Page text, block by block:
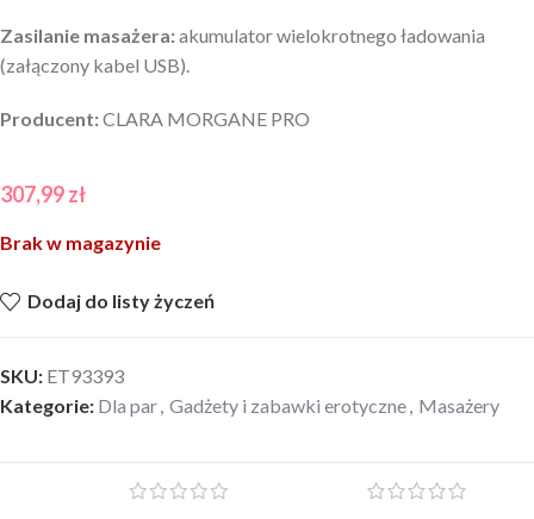
Zasilanie masażera:akumulator wielokrotnego ładowania
(załączony kabel USB).
Producent:CLARA MORGANE PRO
307,99zł
Brak w magazynie
Dodaj do listy życzeń
SKU: ET93393
Kategorie: Dla par, Gadżety i zabawki erotyczne, Masażery